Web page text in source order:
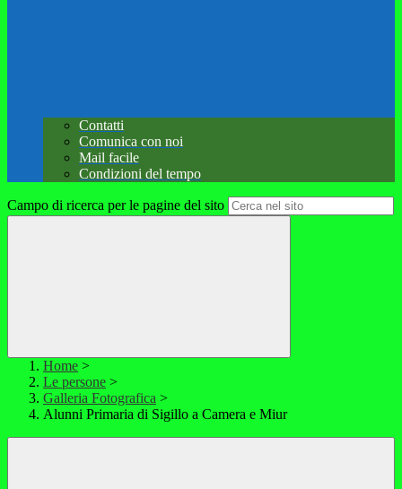
Contatti
Comunica con noi
Mail facile
Condizioni del tempo
Campo di ricerca per le pagine del sito
Home >
Le persone >
Galleria Fotografica >
Alunni Primaria di Sigillo a Camera e Miur